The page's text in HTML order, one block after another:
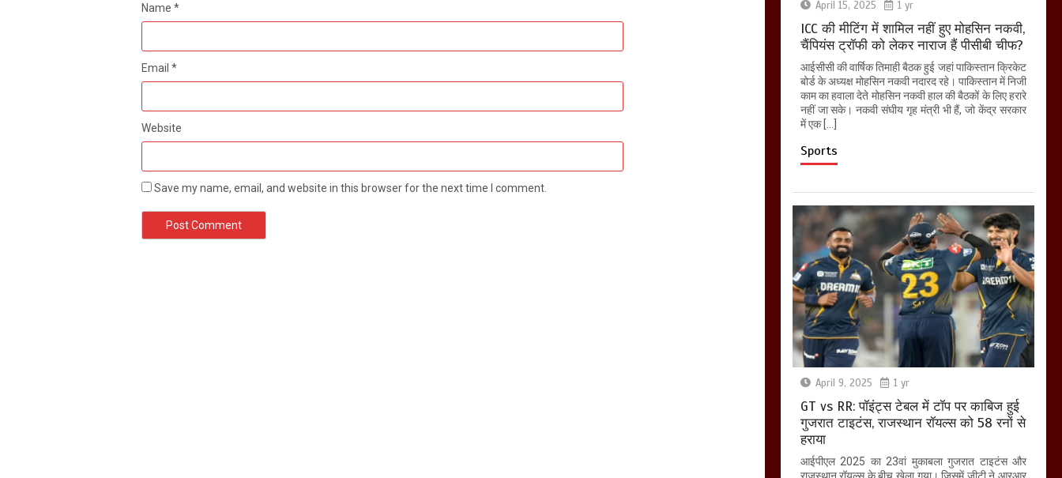
Name *
Email *
Website
Save my name, email, and website in this browser for the next time I comment.
April 15, 2025 1 yr
ICC की मीटिंग में शामिल नहीं हुए मोहसिन नकवी,
चैंपियंस ट्रॉफी को लेकर नाराज हैं पीसीबी चीफ?
आईसीसी की वार्षिक तिमाही बैठक हुई जहां पाकिस्तान क्रिकेट
बोर्ड के अध्यक्ष मोहसिन नकवी नदारद रहे। पाकिस्तान में निजी
काम का हवाला देते मोहसिन नकवी हाल की बैठकों के लिए हरारे
नहीं जा सके। नकवी संघीय गृह मंत्री भी हैं, जो केंद्र सरकार
में एक […]
Sports
April 9, 2025 1 yr
GT vs RR: पॉइंट्स टेबल में टॉप पर काबिज हुई
गुजरात टाइटंस, राजस्थान रॉयल्स को 58 रनों से
हराया
आईपीएल 2025 का 23वां मुकाबला गुजरात टाइटंस और
राजस्थान रॉयल्स के बीच खेला गया। जिसमें जीटी ने आरआर